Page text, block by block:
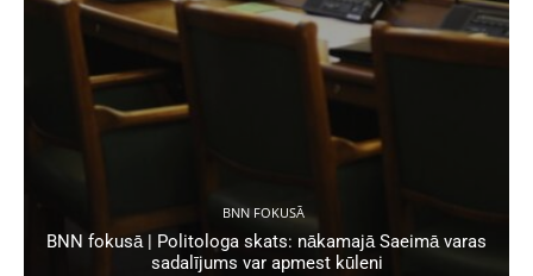
BNN FOKUSĀ
BNN fokusā | Politologa skats: nākamajā Saeimā varas
sadalījums var apmest kūleni